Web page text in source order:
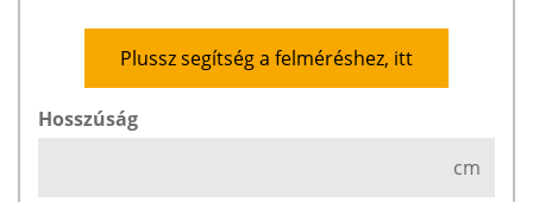
Plussz segítség a felméréshez, itt
Hosszúság
cm